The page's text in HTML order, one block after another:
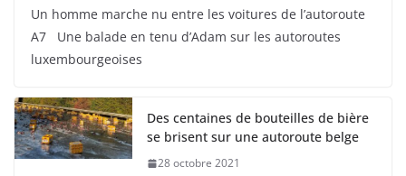
Un homme marche nu entre les voitures de l’autoroute
A7 Une balade en tenu d’Adam sur les autoroutes
luxembourgeoises
Des centaines de bouteilles de bière
se brisent sur une autoroute belge
28 octobre 2021